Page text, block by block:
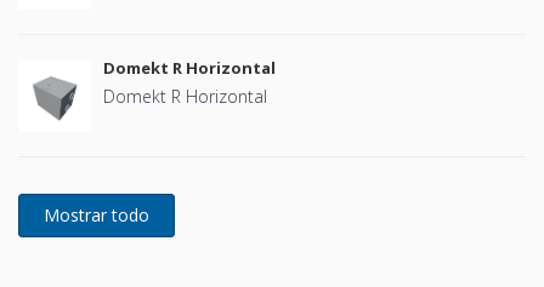
Domekt R Horizontal
Domekt R Horizontal